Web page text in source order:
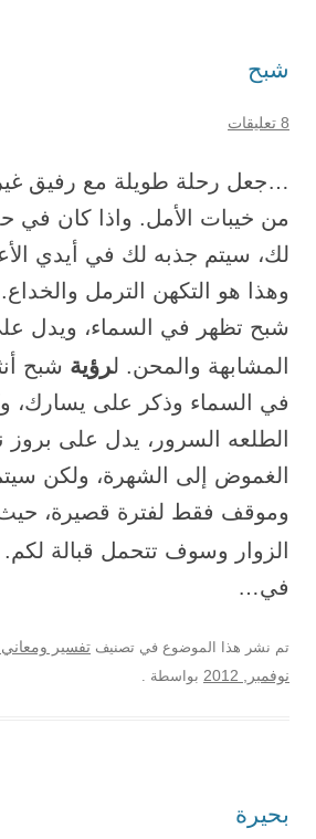
شبح
8 تعليقات
…جعل رحلة طويلة مع رفيق
من خيبات الأمل. واذا كان في
لك، سيتم جذبه لك في أيدي
وهذا هو التكهن الترمل
شبح تظهر في السماء، ويدل
المشابهة والمحن. لرؤية شبح
في السماء وذكر على يسارك،
الطلعه السرور، يدل على
الغموض إلى الشهرة، ولكن
وموقف فقط لفترة قصيرة،
الزوار وسوف تتحمل قبالة لكم.
في…
تم نشر هذا الموضوع في تصنيف تفسير ومعاني
نوفمبر, 2012
بواسطة .
بحيرة